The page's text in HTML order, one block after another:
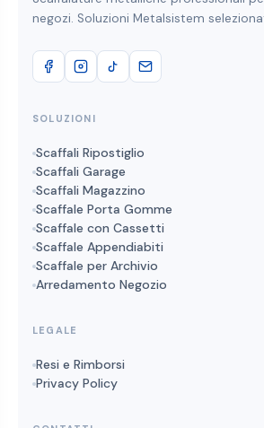
negozi. Soluzioni Metalsistem
SOLUZIONI
Scaffali Ripostiglio
Scaffali Garage
Scaffali Magazzino
Scaffale Porta Gomme
Scaffale con Cassetti
Scaffale Appendiabiti
Scaffale per Archivio
Arredamento Negozio
LEGALE
Resi e Rimborsi
Privacy Policy